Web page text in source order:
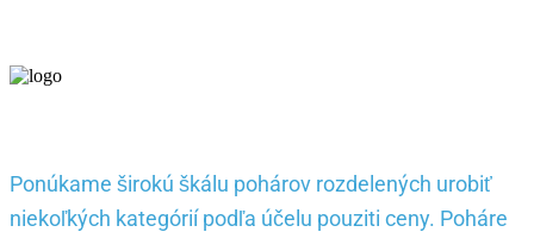
Ponúkame širokú škálu pohárov rozdelených urobiť
niekoľkých kategórií podľa účelu pouziti ceny. Poháre